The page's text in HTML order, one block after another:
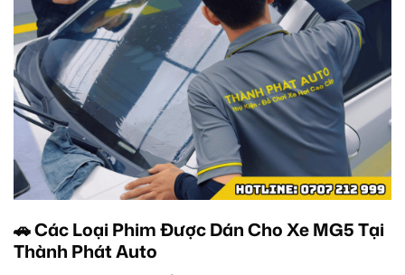
🚗 Các Loại Phim Được Dán Cho Xe MG5 Tại
Thành Phát Auto